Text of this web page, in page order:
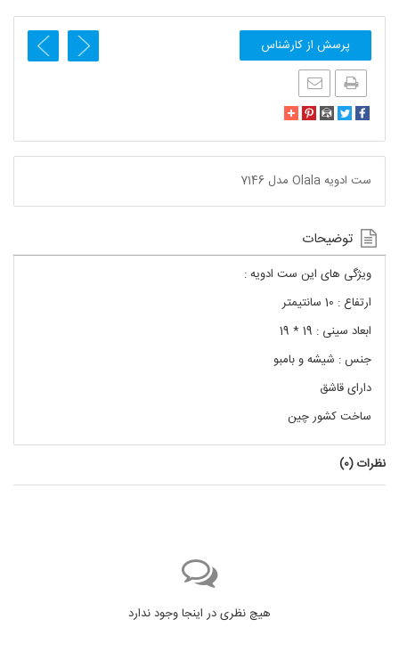
پرسش از کارشناس
ست ادویه Olala مدل 7146
توضیحات
ویژگی های این ست ادویه :
ارتفاع : 10 سانتیمتر
ابعاد سینی : 19 * 19
جنس : شیشه و بامبو
دارای قاشق
ساخت کشور چین
نظرات (0
)
هیچ نظری در اینجا وجود ندارد